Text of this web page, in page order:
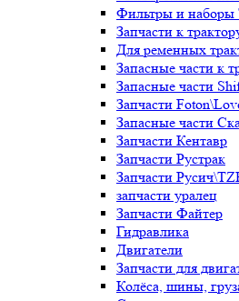
Фильтры и
Запчасти к
Для ременных
Запасные части к
Запасные части
Запчасти
Запасные части
Запчасти Кентавр
Запчасти Рустрак
Запчасти
запчасти уралец
Запчасти Файтер
Гидравлика
Двигатели
Запчасти для
Колёса, шины,